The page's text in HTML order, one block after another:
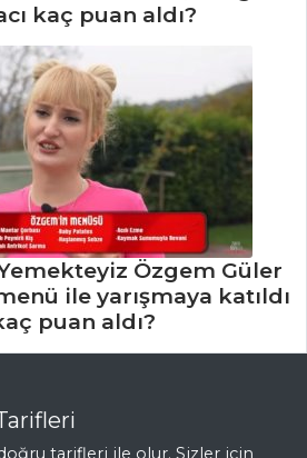
kaç puan aldı?
Özgem Güler
ile yarışmaya katıldı
puan aldı?
tarifleri ile olur. Sizler için